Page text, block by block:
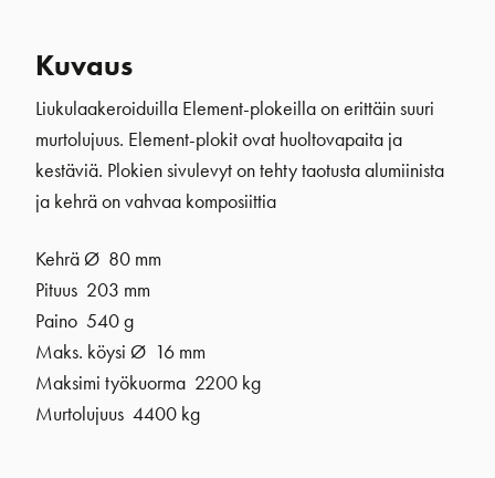
Kuvaus
Liukulaakeroiduilla Element-plokeilla on erittäin suuri
murtolujuus. Element-plokit ovat huoltovapaita ja
kestäviä. Plokien sivulevyt on tehty taotusta alumiinista
ja kehrä on vahvaa komposiittia
Kehrä Ø 80 mm
Pituus 203 mm
Paino 540 g
Maks. köysi Ø 16 mm
Maksimi työkuorma 2200 kg
Murtolujuus 4400 kg